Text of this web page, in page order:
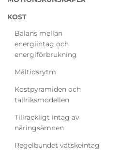
KOST
Balans mellan
energiintag och
energiförbrukning
Måltidsrytm
Kostpyramiden och
tallriksmodellen
Tillräckligt intag av
näringsämnen
Regelbundet vätskeintag